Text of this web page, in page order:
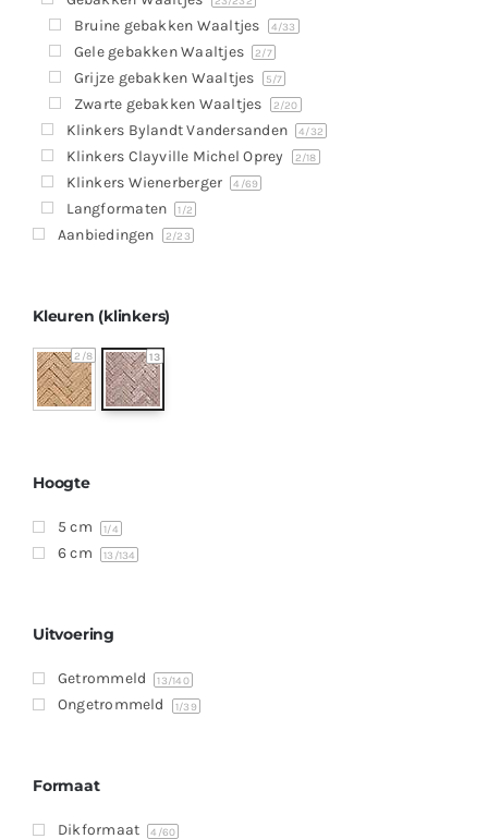
Contact
Offerte aanvragen
Bruine gebakken Waaltjes 4/33
Gele gebakken Waaltjes 2/7
Grijze gebakken Waaltjes 5/7
Zwarte gebakken Waaltjes 2/20
Klinkers Bylandt Vandersanden 4/32
Klinkers Clayville Michel Oprey 2/18
Klinkers Wienerberger 4 /69
Langformaten 1/2
Aanbiedingen 2/23
Kleuren (klinkers)
2 /8 13
Hoogte
5 cm 1/4
6 cm 13 /134
Uitvoering
Getrommeld 13/140
Ongetrommeld 1/39
Formaat
Dikformaat 4 /60